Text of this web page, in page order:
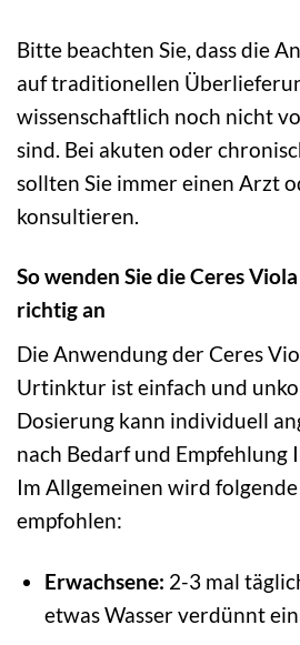
Bitte beachten Sie, dass die
auf traditionellen
wissenschaftlich noch nicht
sind. Bei akuten oder
sollten Sie immer einen Arzt
konsultieren.
So wenden Sie die Ceres
richtig an
Die Anwendung der Ceres
Urtinktur ist einfach und
Dosierung kann individuell
nach Bedarf und Empfehlung
Im Allgemeinen wird
empfohlen:
Erwachsene: 2-3 mal
etwas Wasser verdünnt